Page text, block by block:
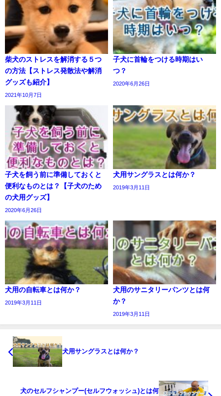
柴犬のストレスを解消する５つ
の方法【ストレス発散法や解消
グッズも紹介】
2021年10月7日
子犬に首輪をつける時期はい
つ？
2020年6月26日
子犬を飼う前に準備しておくと
便利なものとは？【子犬のため
の犬用グッズ】
2020年6月26日
犬用サングラスとは何か？
2019年3月11日
犬用の自転車とは何か？
2019年3月11日
犬用のサニタリーパンツとは何
か？
2019年3月11日
犬用サングラスとは何か？
犬のセルフシャンプー(セルフウォッシュ)とは何